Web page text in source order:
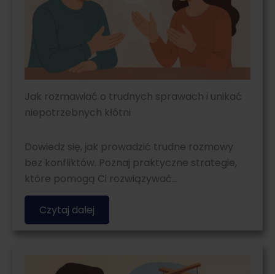
Jak rozmawiać o trudnych sprawach i unikać
niepotrzebnych kłótni
Dowiedz się, jak prowadzić trudne rozmowy
bez konfliktów. Poznaj praktyczne strategie,
które pomogą Ci rozwiązywać…
Czytaj dalej